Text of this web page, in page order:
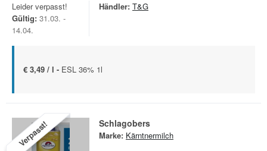
Leider verpasst!
Gültig: 31.03. -
14.04.
Händler: T&G
€ 3,49 / l - ESL 36% 1l
Verpasst! Schlagobers
Marke: Kärntnermilch